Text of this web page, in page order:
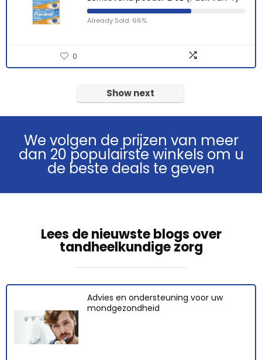
Already Sold: 66%
0
Show next
We volgen de prijzen van meer
dan 20 populairste winkels om u
de beste deals te geven
Lees de nieuwste blogs over
tandheelkundige zorg
Advies en ondersteuning voor uw
mondgezondheid